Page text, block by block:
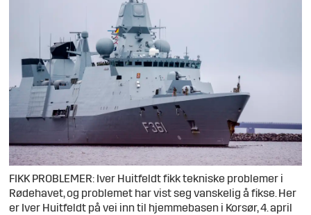
FIKK PROBLEMER: Iver Huitfeldt fikk tekniske problemer i
Rødehavet, og problemet har vist seg vanskelig å fikse. Her
er Iver Huitfeldt på vei inn til hjemmebasen i Korsør, 4. april